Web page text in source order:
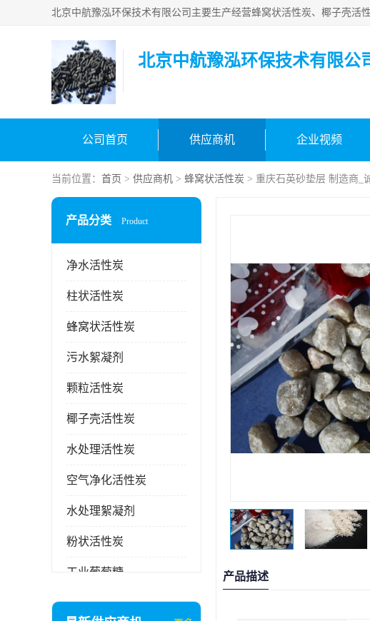
北京中航豫泓环保技术有限公
公司首页 供应商机 企业视频
当前位置： 首页 > 供应商机 > 蜂窝状活性炭 > 重庆石英砂垫层 制造商_
产品分类 Product
净水活性炭
柱状活性炭
蜂窝状活性炭
污水絮凝剂
颗粒活性炭
椰子壳活性炭
水处理活性炭
空气净化活性炭
水处理絮凝剂
粉状活性炭
工业葡萄糖
废气处理活性炭
产品描述